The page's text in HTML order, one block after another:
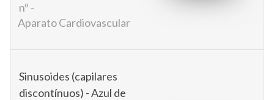
nº -
Aparato Cardiovascular
Sinusoides (capilares
discontínuos) - Azul de